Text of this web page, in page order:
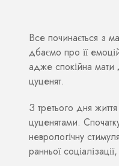
Все починається з
дбаємо про її
адже спокійна мати
цуценят.
З третього дня
цуценятами.
неврологічну
ранньої